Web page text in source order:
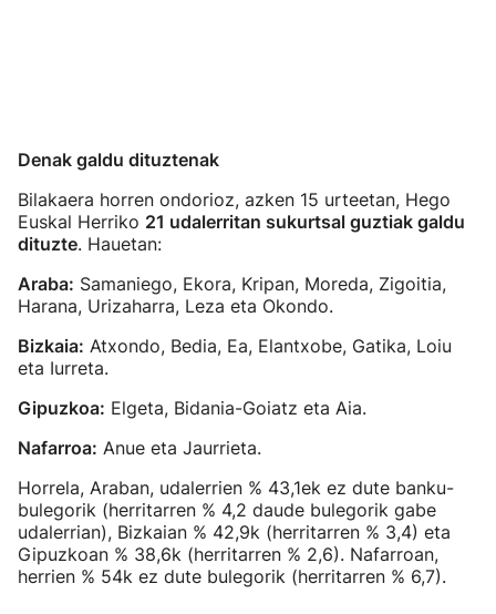
Denak galdu dituztenak
Bilakaera horren ondorioz, azken 15 urteetan, Hego
Euskal Herriko 21 udalerritan sukurtsal guztiak galdu
dituzte. Hauetan:
Araba: Samaniego, Ekora, Kripan, Moreda, Zigoitia,
Harana, Urizaharra, Leza eta Okondo.
Bizkaia: Atxondo, Bedia, Ea, Elantxobe, Gatika, Loiu
eta Iurreta.
Gipuzkoa: Elgeta, Bidania-Goiatz eta Aia.
Nafarroa: Anue eta Jaurrieta.
Horrela, Araban, udalerrien % 43,1ek ez dute banku-
bulegorik (herritarren % 4,2 daude bulegorik gabe
udalerrian), Bizkaian % 42,9k (herritarren % 3,4) eta
Gipuzkoan % 38,6k (herritarren % 2,6). Nafarroan,
herrien % 54k ez dute bulegorik (herritarren % 6,7).